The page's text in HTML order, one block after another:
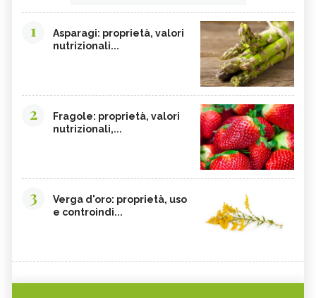
1
Asparagi: proprietà, valori
nutrizionali...
2
Fragole: proprietà, valori
nutrizionali,...
3
Verga d'oro: proprietà, uso
e controindi...